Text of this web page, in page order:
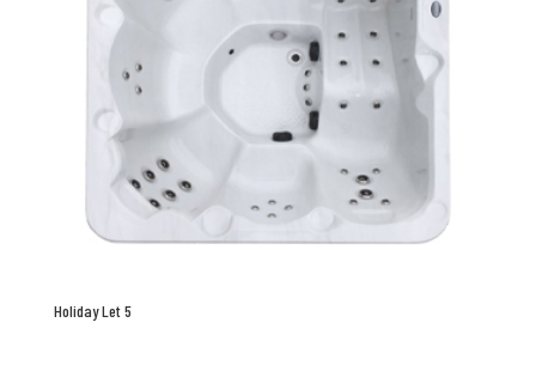
Holiday Let 5